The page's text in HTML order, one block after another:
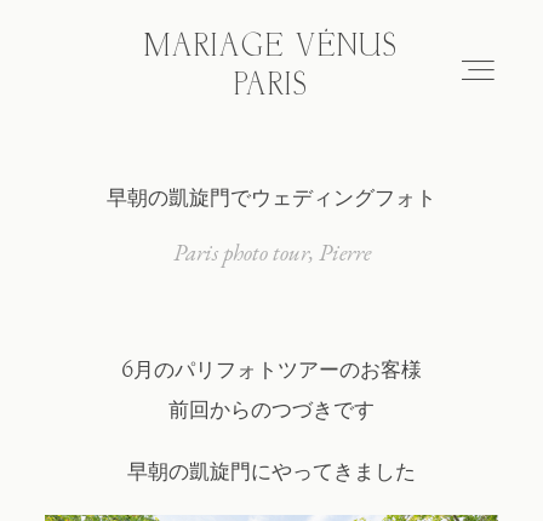
MARIAGE VÉNUS
PARIS
MARIAGE VÉNUS
PARIS
Hair & make-up
Blog
About
早朝の凱旋門でウェディングフォト
Paris photo tour Pierre
6月のパリフォトツアーのお客様
前回からのつづきです
早朝の凱旋門にやってきました